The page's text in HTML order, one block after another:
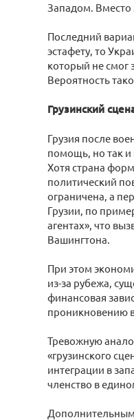
Западом. Вместо
Последний
эстафету, то
который не смог
Вероятность
Грузинский
Грузия после
помощь, но так и
Хотя страна
политический
ограничена, а
Грузии, по
агентах», что
Вашингтона.
При этом
из-за рубежа,
финансовая
проникновению в
Тревожную
«грузинского
интеграции в
членство в
Дополнительным